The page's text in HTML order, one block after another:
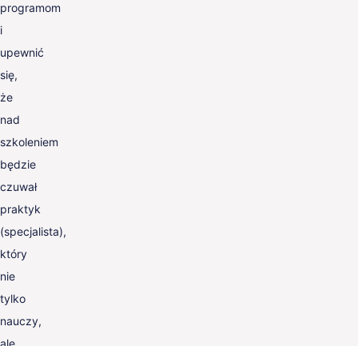
programom
i
upewnić
się,
że
nad
szkoleniem
będzie
czuwał
praktyk
(specjalista),
który
nie
tylko
nauczy,